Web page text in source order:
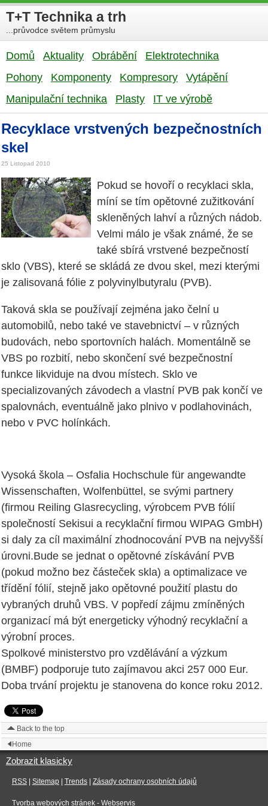
T+T Technika a trh
...průvodce světem průmyslu
Domů Aktuality Obrábění
Elektrotechnika
Pohony
Komponenty Kompresory
Vytápění
Manipulační technika
Plasty IT ve výrobě
Recyklace vrstvených bezpečnostních
skel
25 Listopad 2010
Pokud se hovoří o recyklaci skla,
míní se tím opětovné zužitkování
skleněných lahví a různých nádob.
Velmi málo je však známé, že se
také sbírá vrstvené bezpečností
sklo (VBS), které se skládá ze dvou skel, mezi kterými
je zalisovaná fólie z polyvinylbutyralu (PVB).
Taková skla se používají zejména jako čelní u
automobilů, nebo také ve stavebnictví – v různých
budovách, nebo sportovních halách. Momentálně se
VBS po rozbití, nebo skončení své bezpečnostní
funkce likviduje na dvou místech. Sklo ve
specializovaných závodech a vlastní PVB pak končí ve
spalovnách, eventuálně jako plnivo v podlahovinách,
nebo v PVC holínkách.
Vysoká škola – Osfalia Hochschule für angewandte
Wissenschaften, Wolfenbüttel, se svými partnery
(firmou Reiling Glasrecycling, výrobcem PVB fólií
společností Sekisui a recyklační firmou WIPAG GmbH)
si daly za cíl maximální zhodnocování PVB na nejvyšší
úrovni.Bude se jednat o opětovné získávání PVB
(pokud možno bez částeček skla) a optimalizace ve
třídění fólií, stejně jako opětovné použití plastu do
vybraných druhů VBS. V popředí zájmu zmíněných
organizací má být energeticky výhodný recyklační a
výrobní proces.
Spolkové ministerstvo pro vzdělávání a výzkum
(BMBF) podporuje tuto zajímavou akci 257 000 Eur.
Doba trvání projektu je stanovena do konce roku 2012.
Back to the top
Home
Zobrazit klasicky
RSS| Sitemap| Trends| Zásady ochrany osobních údajů
Tvorba webových stránek- Webservis